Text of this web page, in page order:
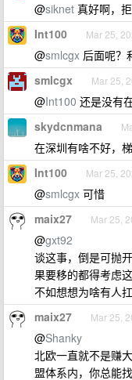
@siknet 真好啊，
Int100 Mar 25,
@smlcgx 后面呢？
smlcgx Mar 25,
@Int100 还是没有
skydcnmana
在深圳有啥不好，
Int100 Mar 25,
@smlcgx 可惜
maix27 Mar 25,
@gxt92
谈这事，倒是可抛
果要移的都得考虑这
不如想想为啥有人
maix27 Mar 25,
@Shanky
北欧一直就不是赚
盟体系内，你总能